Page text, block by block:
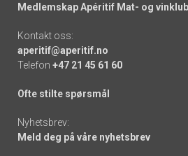
Medlemskap Apéritif Mat- og
Kontakt oss:
aperitif@aperitif.no
Telefon +47 21 45 61 60
Ofte stilte spørsmål
Nyhetsbrev:
Meld deg på våre nyhetsbrev